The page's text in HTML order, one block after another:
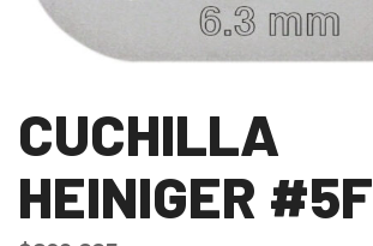
CUCHILLA
HEINIGER #5F